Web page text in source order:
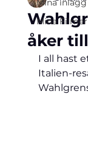
Mina inlägg
Mina Filmer
åker
I all hast
Italien-